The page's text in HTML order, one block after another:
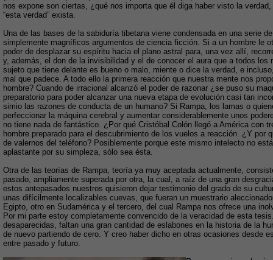
nos expone son ciertas, ¿qué nos importa que él diga haber visto la
“esta verdad” exista.
Una de las bases de la sabiduría tibetana viene condensada en una serie
simplemente magníficos argumentos de ciencia ficción. Si a un hombre le
poder de desplazar su espíritu hacia el plano astral para, una vez allí,
y, además, el don de la invisibilidad y el de conocer el aura que a todos
sujeto que tiene delante es bueno o malo, miente o dice la verdad, e
mal que padece. A todo ello la primera reacción que nuestra mente nos
hombre? Cuando de irracional alcanzó el poder de razonar ¿se puso su
preparatorio para poder alcanzar una nueva etapa de evolución casi tan
simio las razones de conducta de un humano? Si Rampa, los lamas o
perfeccionar la máquina cerebral y aumentar considerablemente unos
no tiene nada de fantástico. ¿Por qué Cristóbal Colón llegó a América con
hombre preparado para el descubrimiento de los vuelos a reacción. ¿Y
de valernos del teléfono? Posiblemente porque este mismo intelecto no
aplastante por su simpleza, sólo sea ésta.
Otra de las teorías de Rampa, teoría ya muy aceptada actualmente,
pasado, ampliamente superada por otra, la cual, a raíz de una gran
estos antepasados nuestros quisieron dejar testimonio del grado de su
unas difícilmente localizables cuevas, que fueran un muestrario
Egipto, otro en Sudamérica y el tercero, del cual Rampa nos ofrece una
Por mi parte estoy completamente convencido de la veracidad de esta
desaparecidas, faltan una gran cantidad de eslabones en la historia de la
de nuevo partiendo de cero. Y creo haber dicho en otras ocasiones desde
entre pasado y futuro.